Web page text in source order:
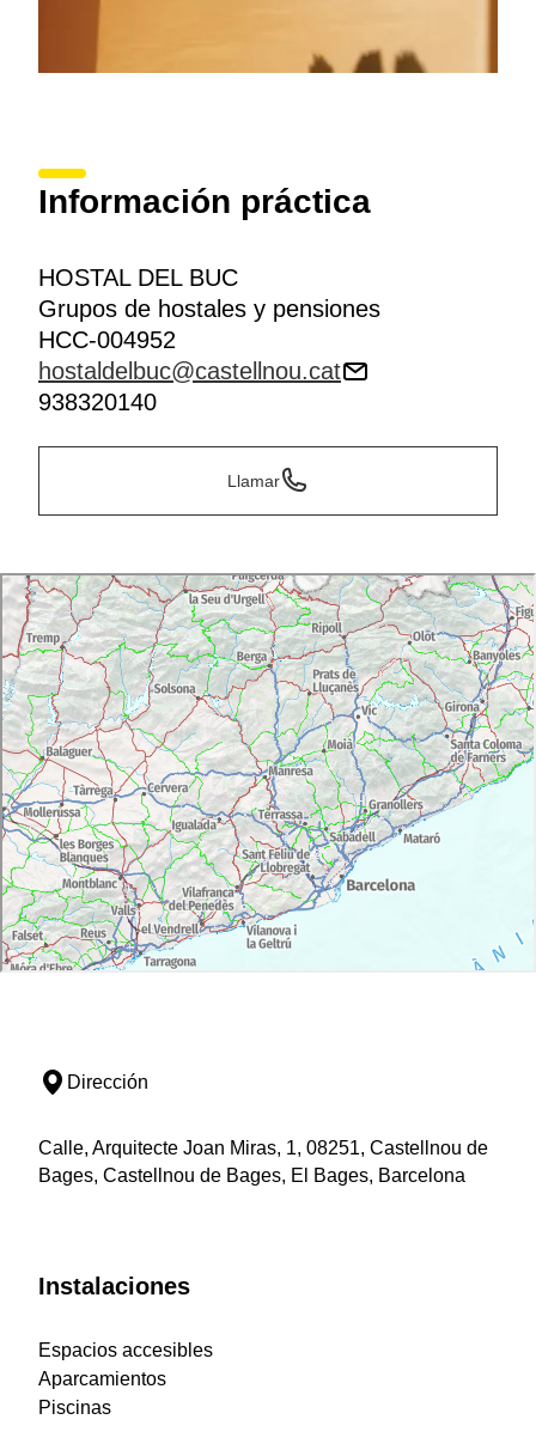
Información práctica
HOSTAL DEL BUC
Grupos de hostales y pensiones
HCC-004952
hostaldelbuc@castellnou.cat
938320140
Llamar
Dirección
Calle, Arquitecte Joan Miras, 1, 08251, Castellnou de
Bages, Castellnou de Bages, El Bages, Barcelona
Instalaciones
Espacios accesibles
Aparcamientos
Piscinas